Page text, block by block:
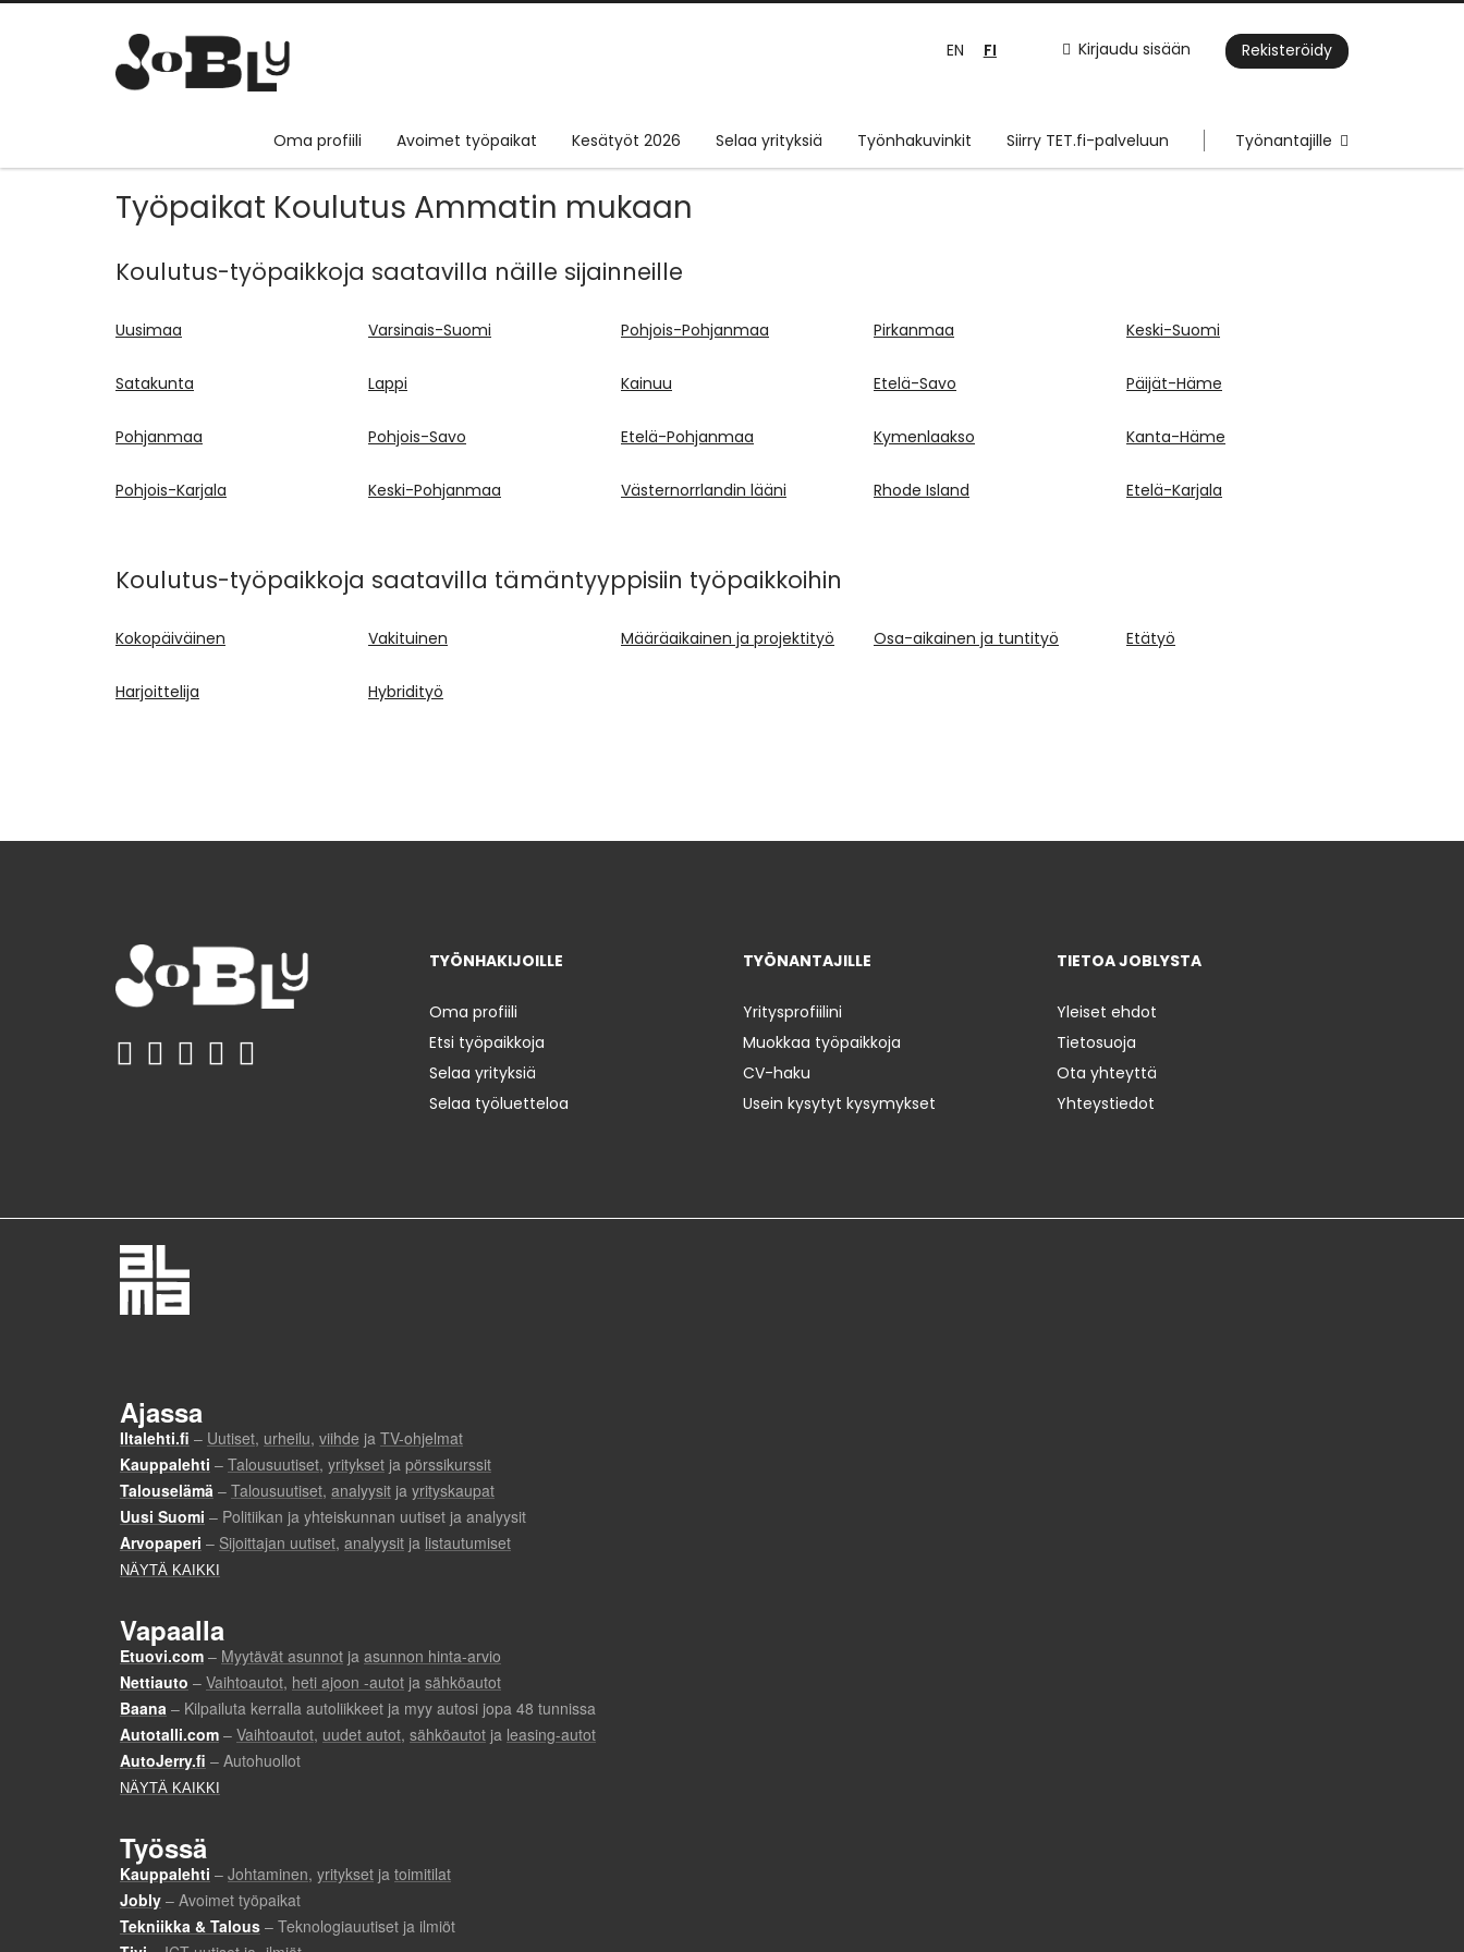
Kirjaudu sisään Rekisteröidy
EN FI
Oma profiili Avoimet työpaikat Kesätyöt 2026 Selaa yrityksiä Työnhakuvinkit Siirry TET.fi-palveluun Työnantajille
Työpaikat Koulutus Ammatin mukaan
Koulutus-työpaikkoja saatavilla näille sijainneille
Uusimaa Varsinais-Suomi Pohjois-Pohjanmaa Pirkanmaa Keski-Suomi
Satakunta Lappi Kainuu Etelä-Savo Päijät-Häme
Pohjanmaa Pohjois-Savo Etelä-Pohjanmaa Kymenlaakso Kanta-Häme
Pohjois-Karjala Keski-Pohjanmaa Västernorrlandin lääni Rhode Island Etelä-Karjala
Koulutus-työpaikkoja saatavilla tämäntyyppisiin työpaikkoihin
Kokopäiväinen Vakituinen Määräaikainen ja projektityö Osa-aikainen ja tuntityö Etätyö
Harjoittelija Hybridityö
TYÖNHAKIJOILLE
Oma profiili
Etsi työpaikkoja
Selaa yrityksiä
Selaa työluetteloa
TYÖNANTAJILLE
Yritysprofiilini
Muokkaa työpaikkoja
CV-haku
Usein kysytyt kysymykset
TIETOA JOBLYSTA
Yleiset ehdot
Tietosuoja
Ota yhteyttä
Yhteystiedot